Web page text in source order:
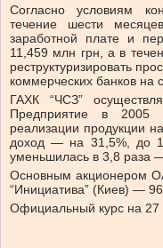
Согласно условиям
течение шести
заработной плате и
11,459 млн грн, а в
реструктуризировать
коммерческих банков на
ГАХК “ЧСЗ”
Предприятие в 2005
реализации продукции
доход — на 31,5%, до
уменьшилась в 3,8 раза
Основным акционером
“Инициатива” (Киев) —
Официальный курс на 27